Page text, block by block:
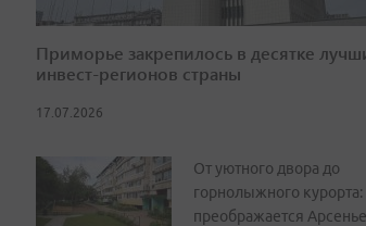
Приморье закрепилось в десятке
инвест-регионов страны
17.07.2026
От уютного двора до
горнолыжного курорта:
преображается